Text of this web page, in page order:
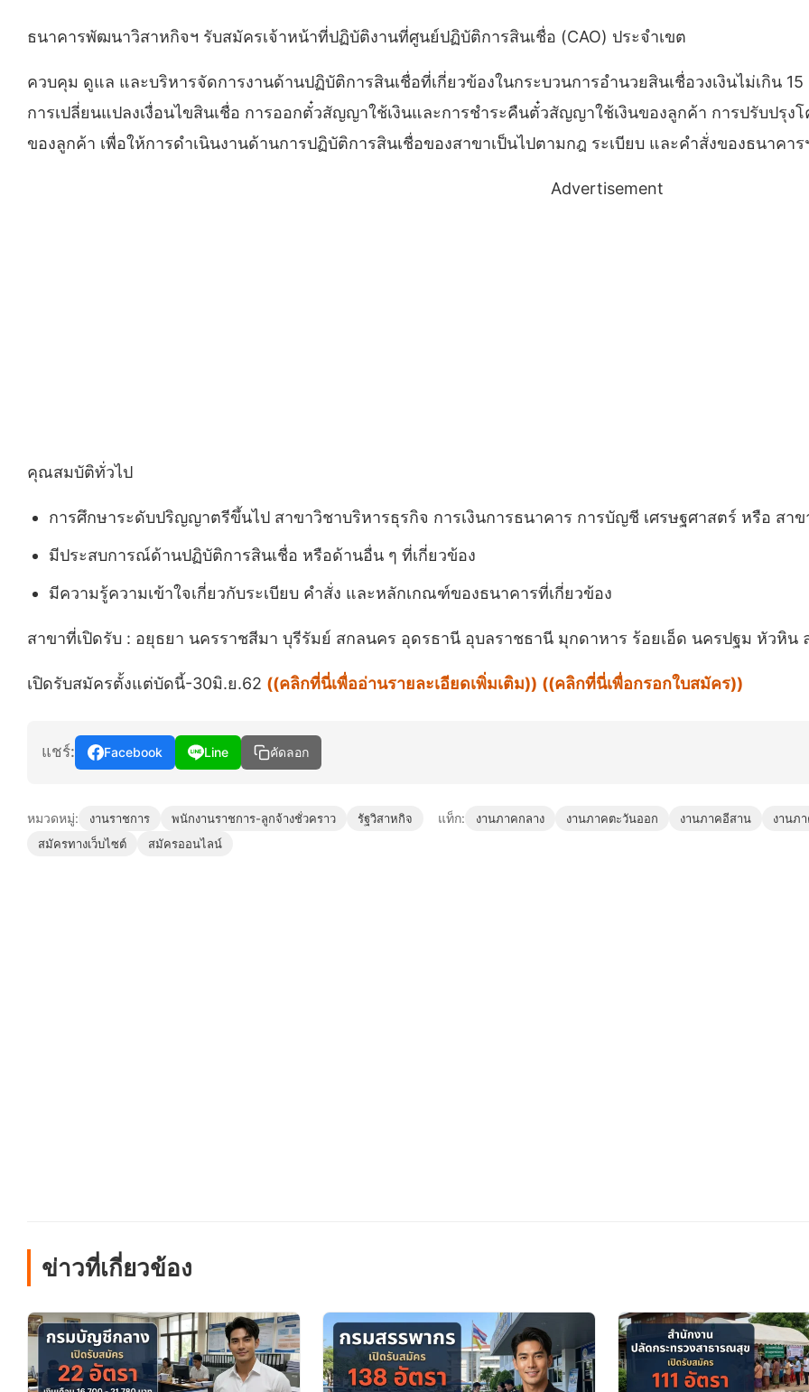
ธนาคารพัฒนาวิสาหกิจฯ รับสมัครเจ้าหน้าที่ปฏิบัติงานที่ศูนย์ปฏิบัติการสินเชื่อ (CAO) ประจำเขต
ควบคุม ดูแล และบริหารจัดการงานด้านปฏิบัติการสินเชื่อที่เกี่ยวข้องในกระบวนการอำนวยสินเชื่อวงเงินไม่เกิน
การเปลี่ยนแปลงเงื่อนไขสินเชื่อ การออกตั๋วสัญญาใช้เงินและการชำระคืนตั๋วสัญญาใช้เงินของลูกค้า การปรับปรุ
ของลูกค้า เพื่อให้การดำเนินงานด้านการปฏิบัติการสินเชื่อของสาขาเป็นไปตามกฎ ระเบียบ และคำสั่งของธนาค
Advertisement
คุณสมบัติทั่วไป
การศึกษาระดับปริญญาตรีขึ้นไป สาขาวิชาบริหารธุรกิจ การเงินการธนาคาร การบัญชี เศรษฐศาสตร์ หรือ สาข
มีประสบการณ์ด้านปฏิบัติการสินเชื่อ หรือด้านอื่น ๆ ที่เกี่ยวข้อง
มีความรู้ความเข้าใจเกี่ยวกับระเบียบ คำสั่ง และหลักเกณฑ์ของธนาคารที่เกี่ยวข้อง
สาขาที่เปิดรับ : อยุธยา นครราชสีมา บุรีรัมย์ สกลนคร อุดรธานี อุบลราชธานี มุกดาหาร ร้อยเอ็ด นครปฐม หัวหิ
เปิดรับสมัครตั้งแต่บัดนี้-30มิ.ย.62 ((คลิกที่นี่เพื่ออ่านรายละเอียดเพิ่มเติม)) ((คลิกที่นี่เพื่อกรอกใบสมัคร))
แชร์: Facebook Line คัดลอก
หมวดหมู่: งานราชการ พนักงานราชการ-ลูกจ้างชั่วคราว รัฐวิสาหกิจ แท็ก: งานภาคกลาง งานภาคตะวันออก งานภาคอีสาน งานภ
สมัครทางเว็บไซต์
สมัครออนไลน์
ข่าวที่เกี่ยวข้อง